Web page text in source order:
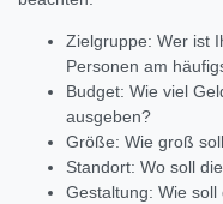
Zielgruppe: Wer ist
Personen am
Budget: Wie viel
ausgeben?
Größe: Wie groß
Standort: Wo soll
Gestaltung: Wie